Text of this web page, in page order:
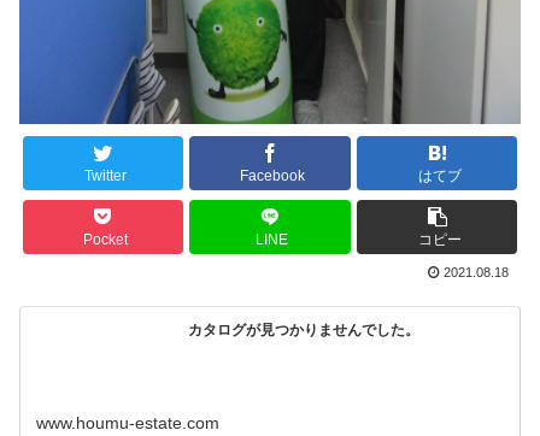
Twitter Facebook はてブ
Pocket LINE コピー
2021.08.18
カタログが見つかりませんでした。
www.houmu-estate.com